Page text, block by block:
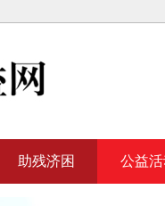
助残济困 公益